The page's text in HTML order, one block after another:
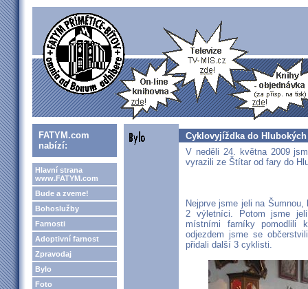
FATYM.com
nabízí:
Hlavní strana
www.FATYM.com
Bude a zveme!
Bohoslužby
Farnosti
Adoptivní farnost
Zpravodaj
Bylo
Foto
Cyklovyjíždka do Hlubokých
V neděli 24. května 2009
vyrazili ze Štítar od fary do
Nejprve jsme jeli na
2 výletníci. Potom jsme
místními farníky pomodlili
odjezdem jsme se
přidali další 3 cyklisti.